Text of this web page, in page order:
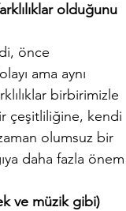
olduğunu
önce
ama aynı
birbirimizle
çeşitliliğine, kendi
olumsuz bir
daha fazla önem
ve müzik gibi)